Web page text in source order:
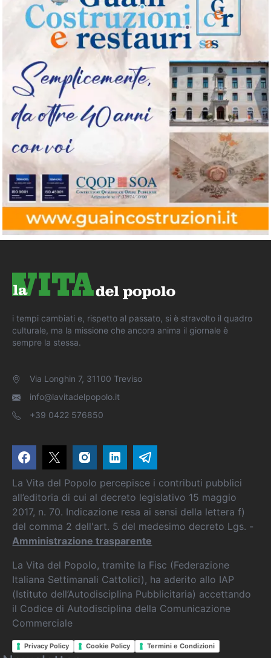
i tempi cambiati e, rispetto al passato, si è stravolto il quadro
culturale, ma la missione che ancora anima il giornale è
sempre la stessa.
Via Longhin 7, 31100 Treviso
info@lavitadelpopolo.it
+39 0422 576850
La Vita del Popolo percepisce i contributi pubblici
all’editoria di cui al decreto legislativo 15 maggio
2017, n. 70. Indicazione resa ai sensi della lettera f)
del comma 2 dell'art. 5 del medesimo decreto Lgs. -
Amministrazione trasparente
La Vita del Popolo, tramite la Fisc (Federazione
Italiana Settimanali Cattolici), ha aderito allo IAP
(Istituto dell’Autodisciplina Pubblicitaria) accettando
il Codice di Autodisciplina della Comunicazione
Commerciale
Privacy Policy Cookie Policy Termini e Condizioni